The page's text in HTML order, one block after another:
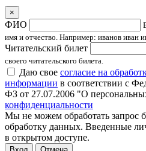
×
ФИО
имя и отчество. Например: иванов иван
Читательский билет
своего читательского билета.
Даю свое согласие на
информации в соответствии с
ФЗ от 27.07.2006 "О
конфиденциальности
Мы не можем обработать запрос
обработку данных. Введенные
в открытом доступе.